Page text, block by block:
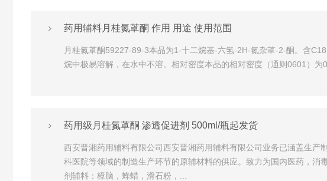
药用辅料月桂氮䓬酮 作用 用途 使用范围
月桂氮䓬酮59227-89-3本品为1-十二烷基-六氢-2H-氮杂䓬-2-酮。含
烷中极易溶解，在水中不溶。相对密度本品的相对密度（通则0601）
药用级月桂氮䓬酮 渗透促进剂 500ml/瓶起发货
西安晋湘药用辅料有限公司西安晋湘药用辅料有限公司业务已涵盖生
科医院等领域的制造生产环节的原辅材料的供应。致力为国内医药，
剂辅料：樟脑，蜂蜡，滑石粉，...